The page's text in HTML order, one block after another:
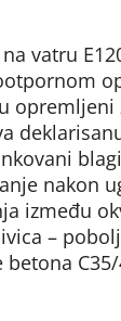
vatru
opremljeni
nakon
između
–
betona